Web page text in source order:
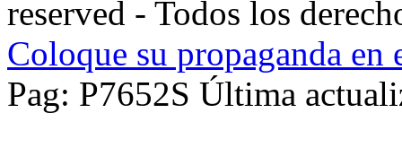
reserved - Todos los
Coloque su propaganda en
Pag: P7652S Última